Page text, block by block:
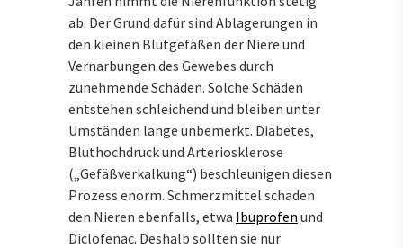
ab. Der Grund dafür sind Ablagerungen in
den kleinen Blutgefäßen der Niere und
Vernarbungen des Gewebes durch
zunehmende Schäden. Solche Schäden
entstehen schleichend und bleiben unter
Umständen lange unbemerkt. Diabetes,
Bluthochdruck und Arteriosklerose
(„Gefäßverkalkung“) beschleunigen diesen
Prozess enorm. Schmerzmittel schaden
den Nieren ebenfalls, etwa Ibuprofen und
Diclofenac. Deshalb sollten sie nur